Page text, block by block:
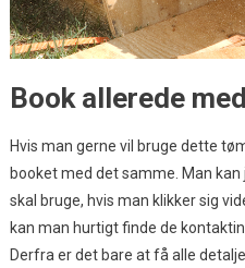
Book allerede
Hvis man gerne vil bruge dette
booket med det samme. Man
skal bruge, hvis man klikker sig
kan man hurtigt finde de
Derfra er det bare at få alle